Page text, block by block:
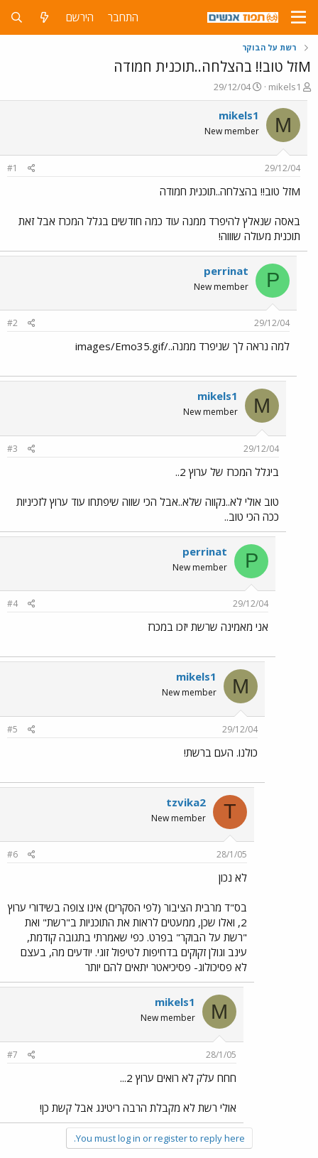
התחבר הירשם
רשת על הבוקר
Mזל טוב!! בהצלחה..תוכנית חמודה
פ
ו
ת
ח
ה
ש
א
mikels1
פ
ו
ר
ס
ם
ר
ך
29/12/04
M
mikels1
New member
29/12/04
#1
Mזל טוב!! בהצלחה..תוכנית חמודה
באסה שנאלץ להיפרד ממנה עוד כמה חודשים בגלל המכרז אבל זאת
תוכנית מעולה שוווה!
P
perrinat
New member
29/12/04
#2
למה נראה לך שניפרד ממנה../images/Emo35.gif
M
mikels1
New member
29/12/04
#3
ביגלל המכרז של ערוץ 2..
טוב אולי לא..נקווה שלא..אבל הכי שווה שיפתחו עוד ערוץ לזכיניות
ככה הכי טוב..
P
perrinat
New member
29/12/04
#4
אני מאמינה שרשת יזכו במכרז
M
mikels1
New member
29/12/04
#5
כולנו. העם ברשת!
T
tzvika2
New member
28/1/05
#6
לא נכון
בס"ד מרבית הציבור (לפי הסקרים) אינו צופה בשידורי ערוץ
2, ואלו שכן, ממעטים לראות את התוכניות ב"רשת" ואת
"רשת על הבוקר" בפרט. כפי שאמרתי בתגובה קודמת,
עינב וגולן זקוקים בדחיפות לטיפול זוגי. יודעים מה, בעצם
לא פסיכולוג- פסיכיאטר יתאים להם יותר
M
mikels1
New member
28/1/05
#7
חחח עלק לא רואים ערוץ 2...
אולי רשת לא מקבלת הרבה ריטינג אבל קשת כן!
You must log in or register to reply here.